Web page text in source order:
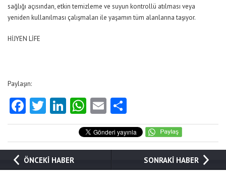
sağlığı açısından, etkin temizleme ve suyun kontrollü atılması veya
yeniden kullanılması çalışmaları ile yaşamın tüm alanlarına taşıyor.
HİJYEN LİFE
Paylaşın:
Facebook
Twitter
LinkedIn
WhatsApp
Email
ÖNCEKİ HABER SONRAKİ HABER